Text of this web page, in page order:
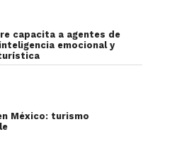
capacita a agentes de
emocional y
México: turismo